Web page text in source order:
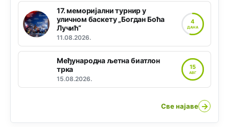
17. меморијални турнир у
уличном баскету „Богдан Боћа
Лучић“
11.08.2026.
4
ДАНА
Међународна љетна биатлон
трка
15.08.2026.
15
АВГ
Све најаве →